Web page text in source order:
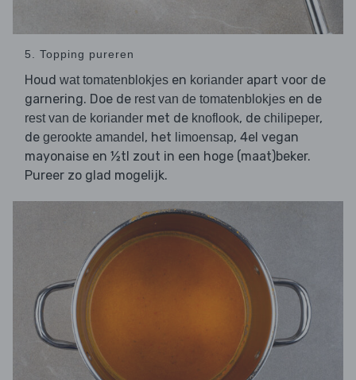
5. Topping pureren
Houd wat tomatenblokjes en koriander apart voor de
garnering. Doe de rest van de tomatenblokjes en de
rest van de koriander met de knoflook, de chilipeper,
de gerookte amandel , het limoensap, 4el vegan
mayonaise en ½tl zout in een hoge (maat)beker.
Pureer zo glad mogelijk.